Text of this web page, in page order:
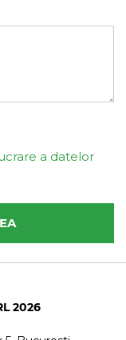
a datelor
2026